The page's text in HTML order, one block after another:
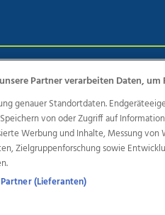
AGB Website
Wimmer
OÖN Karriere
Partner verarbeiten Daten,
genauer Standortdaten.
von oder Zugriff auf
Werbung und Inhalte, Messung
Zielgruppenforschung sowie
(Lieferanten)